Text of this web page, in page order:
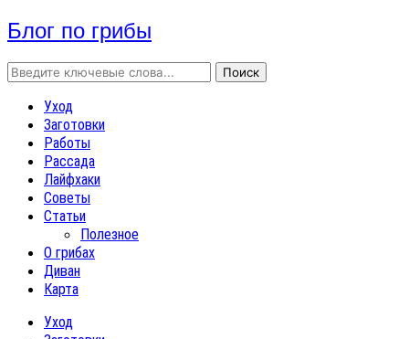
Блог по грибы
Уход
Заготовки
Работы
Рассада
Лайфхаки
Советы
Статьи
Полезное
О грибах
Диван
Карта
Уход